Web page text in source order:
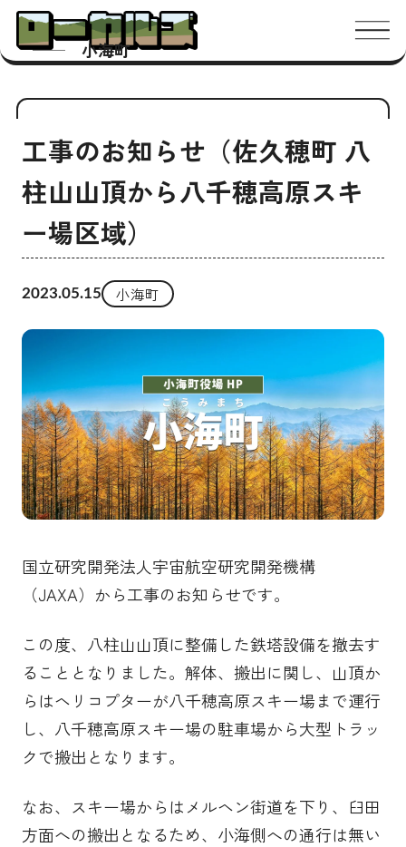
小海町 メ
工事のお知らせ（佐久穂町 八
柱山山頂から八千穂高原スキ
ー場区域）
2023.05.15 小海町
国立研究開発法人宇宙航空研究開発機構
（JAXA）から工事のお知らせです。
この度、八柱山山頂に整備した鉄塔設備を撤去す
ることとなりました。解体、搬出に関し、山頂か
らはヘリコプターが八千穂高原スキー場まで運行
し、八千穂高原スキー場の駐車場から大型トラッ
クで搬出となります。
なお、スキー場からはメルヘン街道を下り、臼田
方面への搬出となるため、小海側への通行は無い